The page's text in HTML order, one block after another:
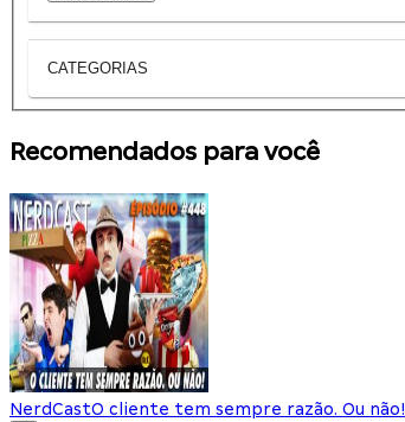
CATEGORIAS
Recomendados para você
NerdCastO cliente tem sempre razão. Ou não!